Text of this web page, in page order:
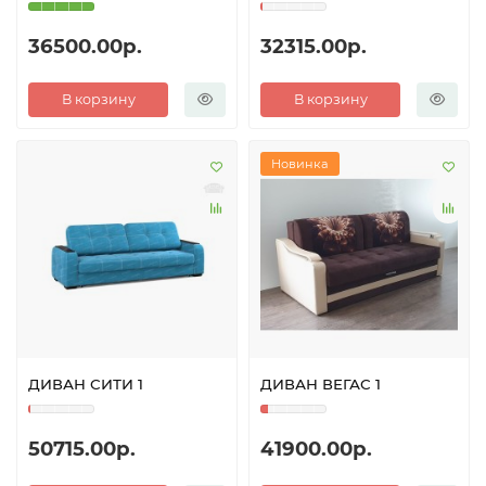
36500.00р.
В корзину
32315.00р.
В корзину
ДИВАН СИТИ 1
50715.00р.
Новинка
ДИВАН ВЕГАС 1
41900.00р.